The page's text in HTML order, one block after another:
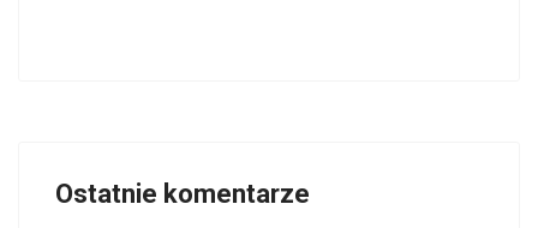
Ostatnie komentarze